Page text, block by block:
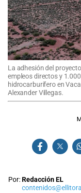
La adhesión del
empleos directos y
hidrocarburífero en
Alexander Villegas.
Por:Redacción EL